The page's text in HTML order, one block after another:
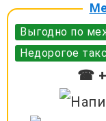
Выгодно по
Недорогое
☎